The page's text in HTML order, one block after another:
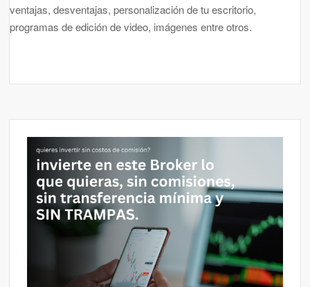
ventajas, desventajas, personalización de tu escritorio,
programas de edición de video, imágenes entre otros.